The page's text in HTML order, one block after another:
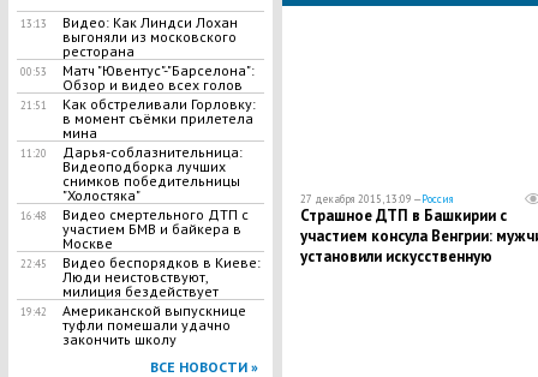
13:13
Видео: Как Линдси Лохан
выгоняли из московского
ресторана
00:53
Матч "Ювентус"-"Барселона":
Обзор и видео всех голов
21:51
Как обстреливали Горловку:
в момент съёмки прилетела
мина
11:20
Дарья-соблазнительница:
Видеоподборка лучших
снимков победительницы
"Холостяка"
16:48
Видео смертельного ДТП с
участием БМВ и байкера в
Москве
22:45
Видео беспорядков в Киеве:
Люди неистовствуют,
милиция бездействует
19:42
Американской выпускнице
туфли помешали удачно
закончить школу
ВСЕ НОВОСТИ »
27 декабря 2015, 13:09 —Россия
Страшное ДТП в Башкирии с
участием консула Венгрии:
установили искусственную